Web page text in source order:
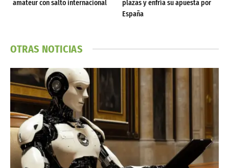
amateur con salto internacional
plazas y enfría su apuesta por
España
OTRAS NOTICIAS